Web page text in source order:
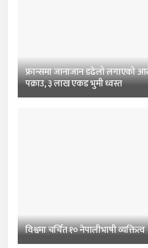
फ्रान्समा जानाजान डढेलो लगाएको
पक्राउ, ३ लाख एकड भुमी ध्वस्त
विश्वमा चर्चित १० नेपालीभाषी व्यक्तित्व